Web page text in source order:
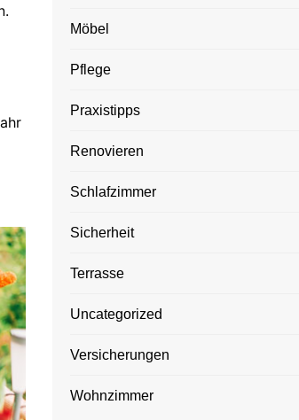
Möbel
Pflege
Praxistipps
Renovieren
Schlafzimmer
Sicherheit
Terrasse
Uncategorized
Versicherungen
Wohnzimmer